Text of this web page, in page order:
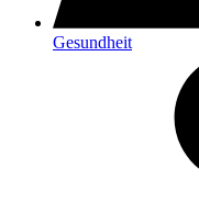
Gesundheit